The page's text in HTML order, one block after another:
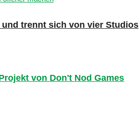
trennt sich von vier Studios
von Don't Nod Games